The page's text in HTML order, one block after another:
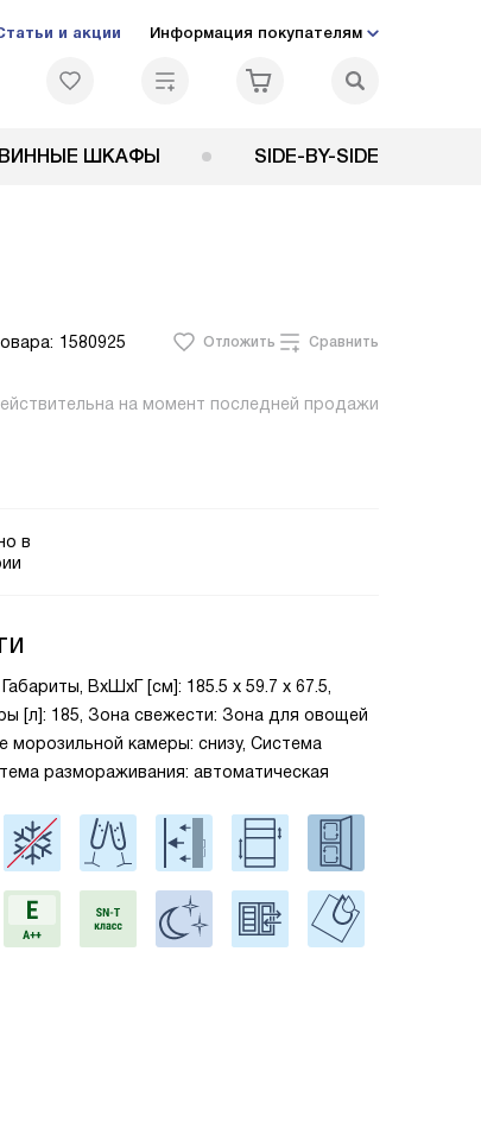
и акции Информация покупателям
ВИННЫЕ ШКАФЫ SIDE-BY-SIDE
1580925 Отложить Сравнить
на момент последней продажи
в
ВxШxГ [см]: 185.5 х 59.7 х 67.5,
[л]: 185, Зона свежести: Зона для овощей
морозильной камеры: снизу, Система
размораживания: автоматическая